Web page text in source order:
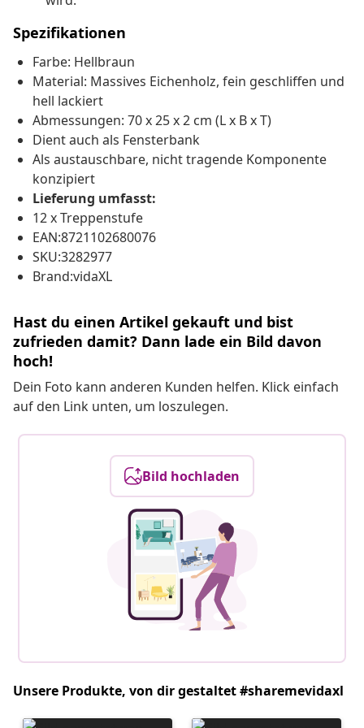
Spezifikationen
Farbe: Hellbraun
Material: Massives Eichenholz, fein geschliffen und
hell lackiert
Abmessungen: 70 x 25 x 2 cm (L x B x T)
Dient auch als Fensterbank
Als austauschbare, nicht tragende Komponente
konzipiert
Lieferung umfasst:
12 x Treppenstufe
EAN:8721102680076
SKU:3282977
Brand:vidaXL
Hast du einen Artikel gekauft und bist
zufrieden damit? Dann lade ein Bild davon
hoch!
Dein Foto kann anderen Kunden helfen. Klick einfach
auf den Link unten, um loszulegen.
Bild hochladen
Unsere Produkte, von dir gestaltet #sharemevidaxl